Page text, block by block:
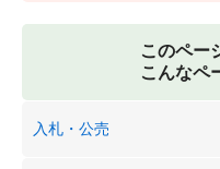
このペー
こんなペ
入札・公売